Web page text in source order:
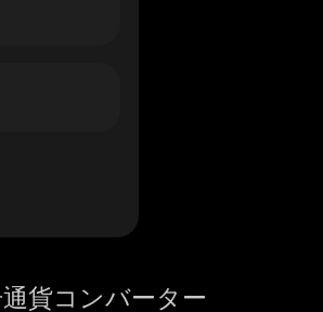
貨コンバーター